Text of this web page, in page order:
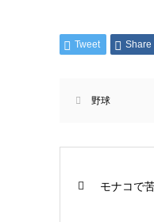
Tweet Share
野球
モナコで